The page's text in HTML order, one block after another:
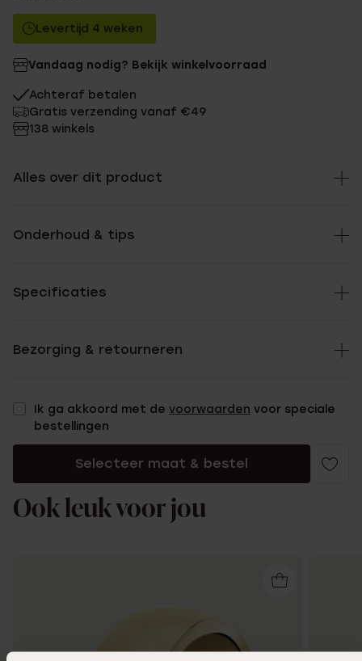
Levertijd 4 weken
Vandaag nodig? Bekijk winkelvoorraad
Achteraf betalen
Gratis verzending vanaf €49
138 winkels
Alles over dit product
Onderhoud & tips
Specificaties
Bezorging & retourneren
Ik ga akkoord met de voorwaarden voor speciale
bestellingen
Selecteer maat & bestel
Ook leuk voor jou